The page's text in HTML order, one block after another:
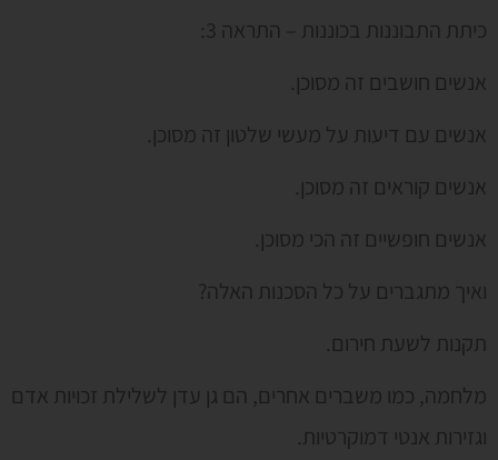
כיתת התבוננות בכוננות – התראה 3:
אנשים חושבים זה מסוכן.
אנשים עם דיעות על מעשי שלטון זה מסוכן.
אנשים קוראים זה מסוכן.
אנשים חופשיים זה הכי מסוכן.
ואיך מתגברים על כל הסכנות האלה?
תקנות לשעת חירום.
מלחמה, כמו משברים אחרים, הם גן עדן לשלילת זכויות אדם
וגזירות אנטי דמוקרטיות.